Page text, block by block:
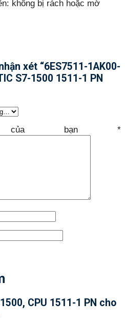
không bị rách hoặc mờ
xét “6ES7511-1AK00-
S7-1500 1511-1 PN
của bạn *
CPU 1511-1 PN cho